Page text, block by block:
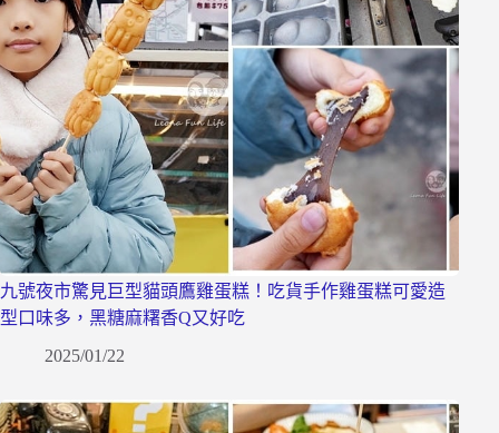
九號夜市驚見巨型貓頭鷹雞蛋糕！吃貨手作雞蛋糕可愛造
型口味多，黑糖麻糬香Q又好吃
2025/01/22